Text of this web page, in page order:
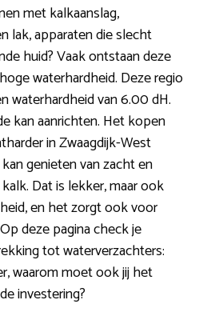
met kalkaanslag,
lak, apparaten die slecht
huid? Vaak ontstaan deze
waterhardheid. Deze regio
waterhardheid van 6.00 dH.
kan aanrichten. Het kopen
in Zwaagdijk-West
genieten van zacht en
Dat is lekker, maar ook
en het zorgt ook voor
deze pagina check je
tot waterverzachters:
waarom moet ook jij het
investering?